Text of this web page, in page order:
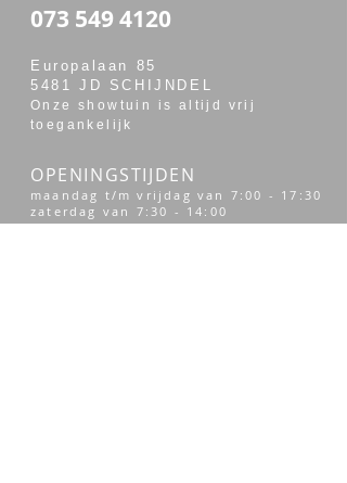
073 549 4120
Europalaan 85
5481 JD SCHIJNDEL
Onze showtuin is altijd vrij
toegankelijk
OPENINGSTIJDEN
maandag t/m vrijdag van 7:00 - 17:30
zaterdag van 7:30 - 14:00